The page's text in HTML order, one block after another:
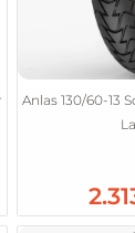
Anlas 130/60-13